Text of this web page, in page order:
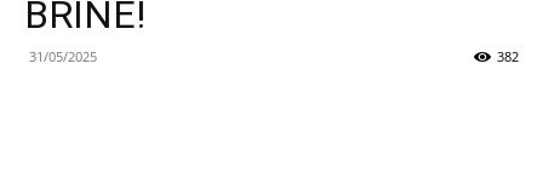
BRINE!
31/05/2025 382